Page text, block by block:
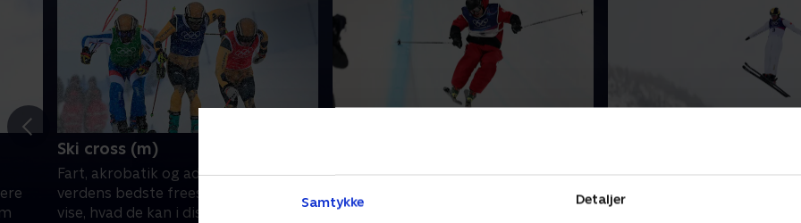
Samtykke Detaljer
Ski cross (m)
Fart, akrobatik og adrenalin! Se
verdens bedste freestyle-skiløbere
vise, hvad de kan i discipliner som
Fart, akrobatik og adrenalin! Se
verdens bedste freestyle-skiløbere
vise, hvad de kan i discipliner som
verdens bedste freestyle-